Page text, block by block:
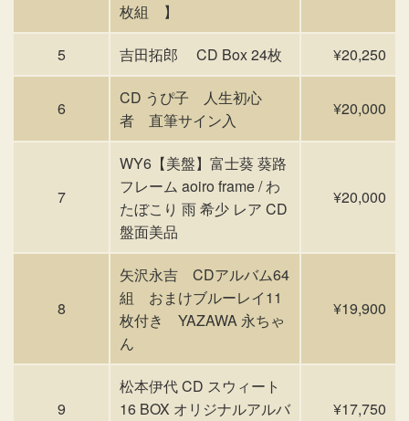
枚組 】
5 吉田拓郎 CD Box 24枚 ¥20,250
6
CD うぴ子 人生初心
者 直筆サイン入
¥20,000
7
WY6【美盤】富士葵 葵路
フレーム aoiro frame / わ
たぼこり 雨 希少 レア CD
盤面美品
¥20,000
8
矢沢永吉 CDアルバム64
組 おまけブルーレイ11
枚付き YAZAWA 永ちゃ
ん
¥19,900
9
松本伊代 CD スウィート
16 BOX オリジナルアルバ
¥17,750